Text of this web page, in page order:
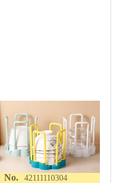
No. 42111110304